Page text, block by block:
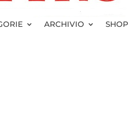
ARCHIVIO SHOP